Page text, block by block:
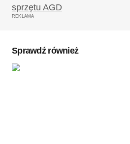
Wymagane pola są oznaczone
REKLAMA
Sprawdź również